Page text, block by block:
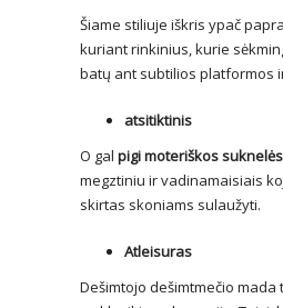
Šiame stiliuje iškris ypač
kuriant rinkinius, kurie
batų ant subtilios platformos
atsitiktinis
O gal pigi moteriškos
megztiniu ir vadinamaisiais
skirtas skoniams sulaužyti.
Atleisuras
Dešimtojo dešimtmečio